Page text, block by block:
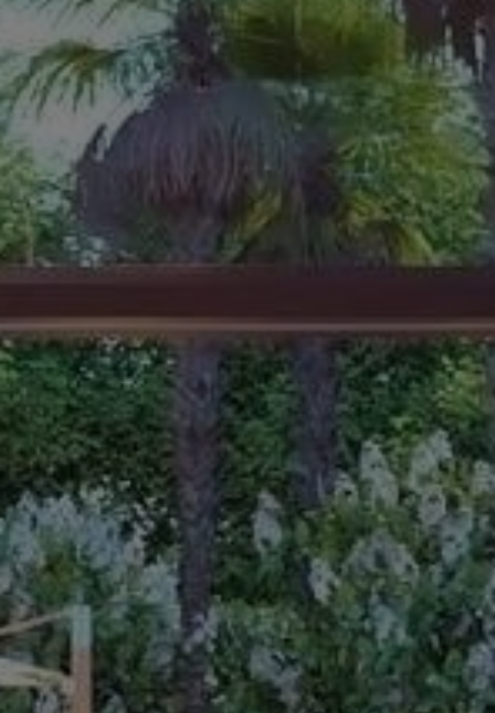
Acheter Villa 5 pièces 400 m² Marrakech